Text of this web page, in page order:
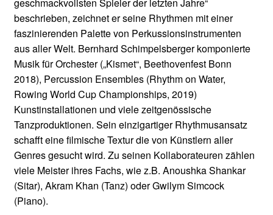
geschmackvollsten Spieler der letzten Jahre“
beschrieben, zeichnet er seine Rhythmen mit einer
faszinierenden Palette von Perkussionsinstrumenten
aus aller Welt. Bernhard Schimpelsberger komponierte
Musik für Orchester („Kismet“, Beethovenfest Bonn
2018), Percussion Ensembles (Rhythm on Water,
Rowing World Cup Championships, 2019)
Kunstinstallationen und viele zeitgenössische
Tanzproduktionen. Sein einzigartiger Rhythmusansatz
schafft eine filmische Textur die von Künstlern aller
Genres gesucht wird. Zu seinen Kollaborateuren zählen
viele Meister ihres Fachs, wie z.B. Anoushka Shankar
(Sitar), Akram Khan (Tanz) oder Gwilym Simcock
(Piano).